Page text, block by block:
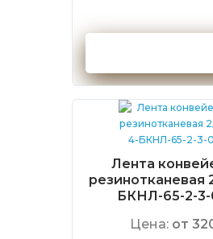
Лента
резинотканевая
БКНЛ-65-2-
Цена: от